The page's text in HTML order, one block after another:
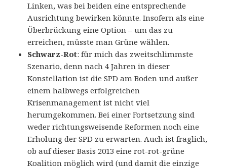
Linken, was bei beiden eine entsprechende
Ausrichtung bewirken könnte. Insofern als eine
Überbrückung eine Option – um das zu
erreichen, müsste man Grüne wählen.
Schwarz-Rot: für mich das zweitschlimmste
Szenario, denn nach 4 Jahren in dieser
Konstellation ist die SPD am Boden und außer
einem halbwegs erfolgreichen
Krisenmanagement ist nicht viel
herumgekommen. Bei einer Fortsetzung sind
weder richtungsweisende Reformen noch eine
Erholung der SPD zu erwarten. Auch ist fraglich,
ob auf dieser Basis 2013 eine rot-rot-grüne
Koalition möglich wird (und damit die einzige